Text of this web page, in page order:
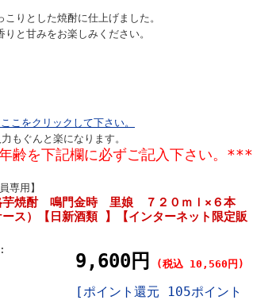
りとした焼酎に仕上げました。
と甘みをお楽しみください。
こをクリックして下さい。
もぐんと楽になります。
齢を下記欄に必ずご記入下さい。***
専用】
芋焼酎 鳴門金時 里娘 ７２０ｍｌ×６本
ース）【日新酒類 】【インターネット限定販
9,600円 (税込 10,560円)
[ポイント還元 105ポイント